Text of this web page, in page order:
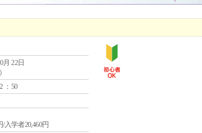
月 22日
：50
/入学者20,460円